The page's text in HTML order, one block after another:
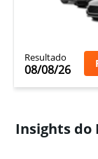
Resultado
08/08/26
Insights do